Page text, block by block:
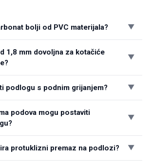
bolji od PVC materijala?
1,8 mm dovoljna za kotačiće
podlogu s podnim grijanjem?
podova mogu postaviti
protuklizni premaz na podlozi?